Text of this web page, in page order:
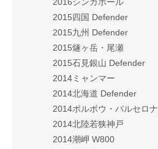
2015四国 Defender
2015九州 Defender
2015燧ヶ岳・尾瀬
2015石見銀山 Defender
2014ミャンマー
2014北海道 Defender
2014ポルボウ・バルセロナ
2014北陸若狭神戸
2014潮岬 W800